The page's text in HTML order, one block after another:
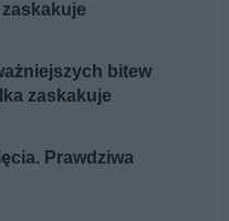
bitew
zaskakuje
Prawdziwa